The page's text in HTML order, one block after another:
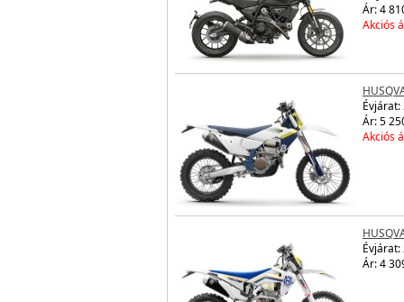
Ár: 4
Akciós
Évjárat:
Ár: 5
Akciós
Évjárat:
Ár: 4